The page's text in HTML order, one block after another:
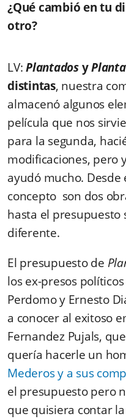
¿Qué cambió en tu
LV:Plantadosy
distintas, nuestra
almacenó algunos
película que nos
para la segunda,
modificaciones, pero
ayudó mucho. Desde
concepto son dos
hasta el presupuesto
diferente.
El presupuesto de
los ex-presos
Perdomo y Ernesto
a conocer al exitoso
Fernandez Pujals,
quería hacerle un
Mederos y a sus
el presupuesto pero
que quisiera contar